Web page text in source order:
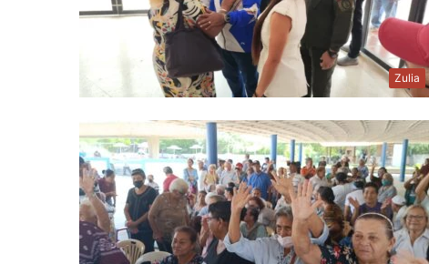
Zulia